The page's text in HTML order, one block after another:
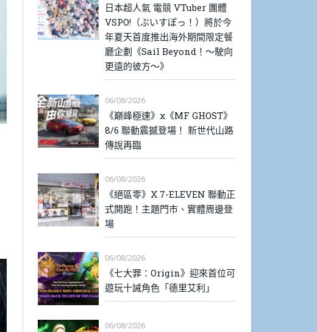
日本超人氣 電競 VTuber 團體
VSPO!（ぶいすぽっ！）將於今
年夏天首度推出海外期間限定餐
廳企劃《Sail Beyond！～駛向
更遠的彼方～》
06/08/2026
《巔峰極速》x《MF GHOST》
8/6 聯動震撼登場！ 新世代山路
傳說再臨
06/08/2026
《絕區零》X 7-ELEVEN 聯動正
式開跑！主題門市、實體周邊登
場
06/08/2026
《七大罪：Origin》迎來首位可
遊玩十誡角色「德里艾利」
06/08/2026